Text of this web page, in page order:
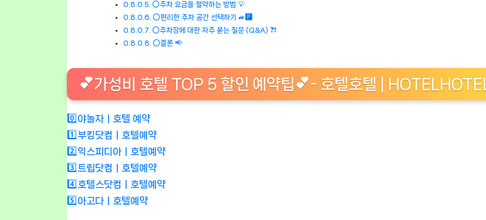
⭕주차 요금을 절약하는 방법 💡
⭕편리한 주차 공간 선택하기 🚙🅿️
⭕주차장에 대한 자주 묻는 질문 (Q&A) ❓❗
⭕결론 📢
💕가성비 호텔 TOP 5 할인 예약팁💕- 호텔호텔 | HOTELHOTEL
0️⃣야놀자ㅣ호텔 예약
1️⃣부킹닷컴ㅣ호텔예약
2️⃣익스피디아ㅣ호텔예약
3️⃣트립닷컴ㅣ호텔예약
4️⃣호텔스닷컴ㅣ호텔예약
5️⃣아고다ㅣ호텔예약